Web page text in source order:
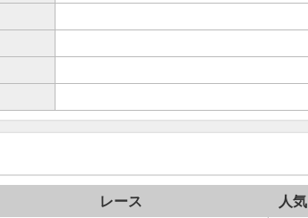
レース 人気